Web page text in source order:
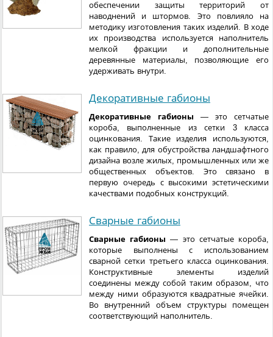
обеспечении защиты территорий от
наводнений и штормов. Это повлияло на
методику изготовления таких изделий. В ходе
их производства используется наполнитель
мелкой фракции и дополнительные
деревянные материалы, позволяющие его
удерживать внутри.
Декоративные габионы
Декоративные габионы — это сетчатые
короба, выполненные из сетки 3 класса
оцинкования. Такие изделия используются,
как правило, для обустройства ландшафтного
дизайна возле жилых, промышленных или же
общественных объектов. Это связано в
первую очередь с высокими эстетическими
качествами подобных конструкций.
Сварные габионы
Сварные габионы — это сетчатые короба,
которые выполнены с использованием
сварной сетки третьего класса оцинкования.
Конструктивные элементы изделий
соединены между собой таким образом, что
между ними образуются квадратные ячейки.
Во внутренний объем структуры помещен
соответствующий наполнитель.